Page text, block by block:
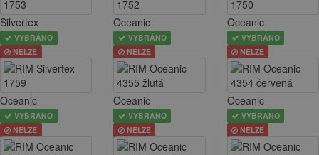
Silvertex
VYBRÁNO
NELZE
Oceanic
VYBRÁNO
NELZE
Oceanic
VYBRÁNO
NELZE
Oceanic
VYBRÁNO
NELZE
Oceanic
VYBRÁNO
NELZE
Oceanic
VYBRÁNO
NELZE